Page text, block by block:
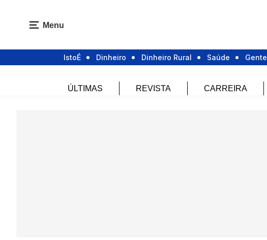
Menu
IstoÉ Dinheiro Dinheiro Rural Saúde Gente
ÚLTIMAS REVISTA CARREIRA